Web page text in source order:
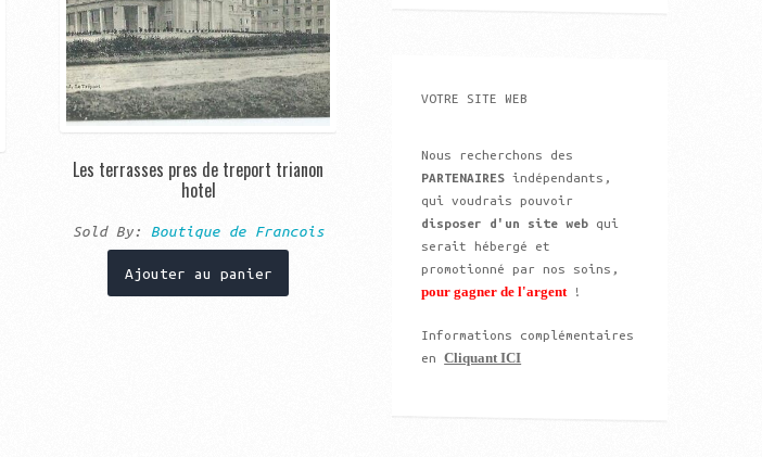
Les terrasses pres de treport trianon
hotel
Sold By: Boutique de Francois
Ajouter au panier
VOTRE SITE WEB
Nous recherchons des
PARTENAIRES indépendants,
qui voudrais pouvoir
disposer d'un site web qui
serait hébergé et
promotionné par nos soins,
pour gagner de l'argent !
Informations complémentaires
enCliquant ICI